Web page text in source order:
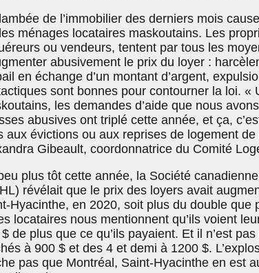
de l’immobilier des derniers mois
ménages locataires maskoutains. Les
ou vendeurs, tentent par tous les
abusivement le prix du loyer :
en échange d’un montant d’argent,
sont bonnes pour contourner la loi. «
les demandes d’aide que nous
abusives ont triplé cette année, et ça,
aux évictions ou aux reprises de logement
Gibeault, coordonnatrice du Comité
plus tôt cette année, la Société
révélait que le prix des loyers avait
Hyacinthe, en 2020, soit plus du double que
locataires nous mentionnent qu’ils voient
de plus que ce qu’ils payaient. Et il n’est
à 900 $ et des 4 et demi à 1200 $.
pas que Montréal, Saint-Hyacinthe en est